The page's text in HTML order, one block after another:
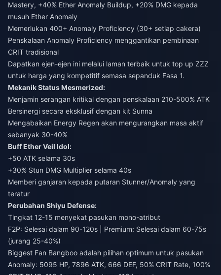
Mastery, +40% Ether Anomaly Buildup, +20% DMG kepada
musuh Ether Anomaly
Memerlukan 400+ Anomaly Proficiency (30+ setiap cakera)
Penskalaan Anomaly Proficiency menggantikan pembinaan
CRIT tradisional
Dapatkan ejen-ejen ini melalui laman terbaik untuk top up ZZZ
untuk harga yang kompetitif semasa sepanduk Fasa 1.
Mekanik Status Mesmerized:
Menjamin serangan kritikal dengan penskalaan 210-500% ATK
Bersinergi secara eksklusif dengan kit Sunna
Mengabaikan Energy Regen akan mengurangkan masa aktif
sebanyak 30-40%
Buff Ether Veil Idol:
+50 ATK selama 30s
+30% Stun DMG Multiplier selama 40s
Memberi ganjaran kepada putaran Stunner/Anomaly yang
teratur
Perubahan Shiyu Defense:
Tingkat 12-15 menyekat pasukan mono-atribut
F2P: Selesai dalam 90-120s | Premium: Selesai dalam 60-75s
(jurang 25-40%)
Biggest Fan Bangboo adalah pilihan optimum untuk pasukan
Anomaly: 5095 HP, 7896 ATK, 666 DEF, 50% CRIT Rate, 100%